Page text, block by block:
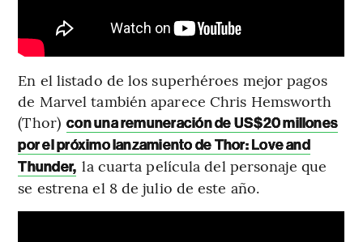
En el listado de los superhéroes mejor pagos
de Marvel también aparece Chris Hemsworth
(Thor) con una remuneración de US$20 millones
por el próximo lanzamiento de Thor: Love and
Thunder, la cuarta película del personaje que
se estrena el 8 de julio de este año.